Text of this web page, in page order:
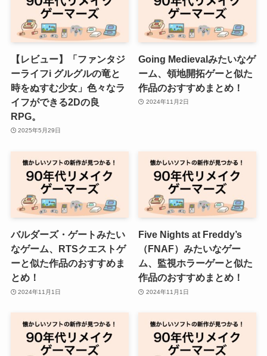
【レビュー】「ファンタジ
ーライフi グルグルの竜と
時をぬすむ少女」色々なラ
イフができる2Dの良
RPG。
2025年5月29日
Going Medievalみたいなゲ
ーム、領地開拓ゲーと似た
作品のおすすめまとめ！
2024年11月2日
バルダーズ・ゲートみたい
なゲーム、RTSクエストゲ
ーと似た作品のおすすめま
とめ！
2024年11月1日
Five Nights at Freddy’s
（FNAF）みたいなゲー
ム、監視ホラーゲーと似た
作品のおすすめまとめ！
2024年11月1日